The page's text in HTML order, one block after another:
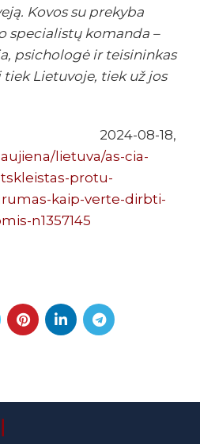
Kovos su prekyba
specialistų komanda –
psichologė ir teisininkas
tiek Lietuvoje, tiek už jos
2024-08-18,
lietuva/as-cia-
protu-
kaip-verte-dirbti-
n1357145